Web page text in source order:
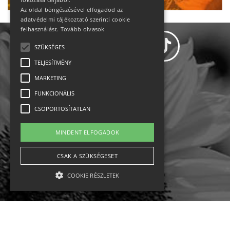
Állásajánlatok
Impresszum-kapcsolat
Jogi nyilatkozat
English
Az oldal böngészésével elfogadod az
adatvédelmi tájékoztató szerinti cookie
felhasználást. Tovább olvasok
SZÜKSÉGES
TELJESÍTMÉNY
MARKETING
FUNKCIONÁLIS
CSOPORTOSÍTATLAN
MINDENT ELFOGADOK
CSAK A SZÜKSÉGESET
COOKIE RÉSZLETEK